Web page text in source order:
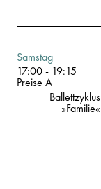
Volksoper
Samstag
17:00- 19:15
Preise A
Ballettzyklus
»Familie«